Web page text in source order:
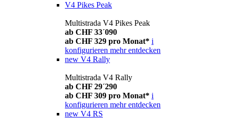
V4 Pikes Peak
Multistrada V4 Pikes Peak
ab CHF 33´090
ab CHF 329 pro Monat* i
konfigurieren mehr entdecken
new V4 Rally
Multistrada V4 Rally
ab CHF 29´290
ab CHF 309 pro Monat* i
konfigurieren mehr entdecken
new V4 RS